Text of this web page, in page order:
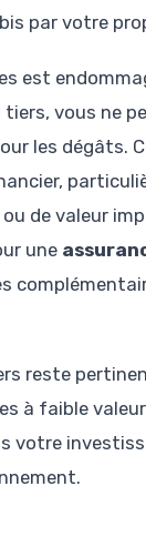
par votre
est
vous ne
les dégâts.
de valeur
une
reste
à faible
votre